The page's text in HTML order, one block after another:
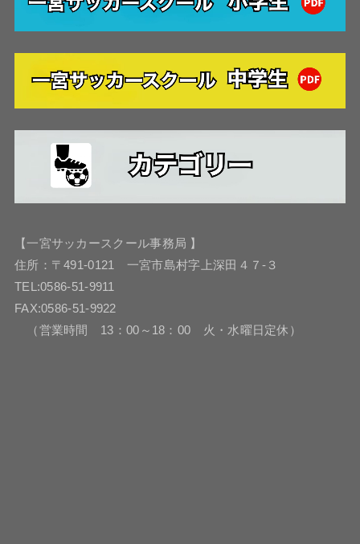
【一宮サッカースクール事務局 】
住所：〒491-0121 一宮市島村字上深田４７-３
TEL:0586-51-9911
FAX:0586-51-9922
（営業時間 13：00～18：00 火・水曜日定休）